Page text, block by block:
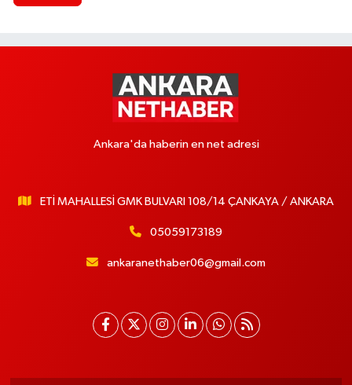
Ankara'da haberin en net adresi
ETİ MAHALLESİ GMK BULVARI 108/14 ÇANKAYA / ANKARA
05059173189
ankaranethaber06@gmail.com